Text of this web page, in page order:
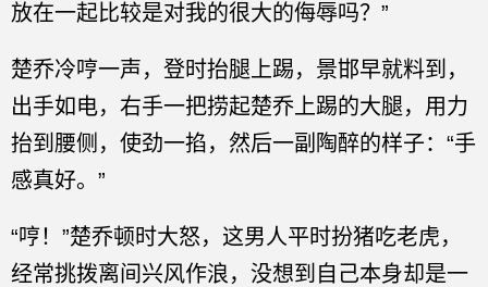
放在一起比较是对我的很大的侮辱吗？”
楚乔冷哼一声，登时抬腿上踢，景邯早就料到，
出手如电，右手一把捞起楚乔上踢的大腿，用力
抬到腰侧，使劲一掐，然后一副陶醉的样子：“手
感真好。”
“哼！”楚乔顿时大怒，这男人平时扮猪吃老虎，
经常挑拨离间兴风作浪，没想到自己本身却是一